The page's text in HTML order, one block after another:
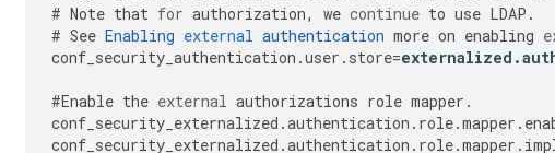
# Note that for authorization, we continue to use LDAP .
# See Enabling external authentication more on enabling
conf_security_authentication .user . store=externalized .
#Enable the external authorizations role mapper .
conf_security_externalized .authentication . role.mapper .
conf_security_externalized .authentication . role.mapper .